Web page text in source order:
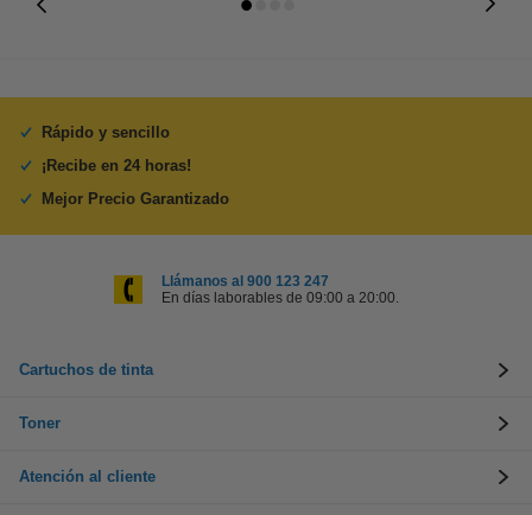
Rápido y sencillo
¡Recibe en 24 horas!
Mejor Precio Garantizado
Llámanos al 900 123 247
En días laborables de 09:00 a 20:00.
Cartuchos de tinta
Toner
Atención al cliente